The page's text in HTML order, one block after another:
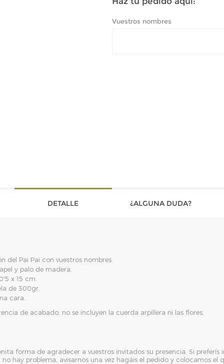
Vuestros nombres
DETALLE ¿ALGUNA DUDA?
del Pai Pai con vuestros nombres.
y palo de madera.
x 15 cm.
de 300gr.
cara.
de acabado, no se incluyen la cuerda arpillera ni las flores.
forma de agradecer a vuestros invitados su presencia. Si
hay problema, avisarnos una vez hagáis el pedido y colocamos el